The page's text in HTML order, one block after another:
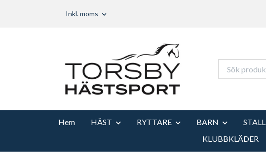
Inkl. moms
Hem HÄST RYTTARE BARN STALL
KLUBBKLÄDER